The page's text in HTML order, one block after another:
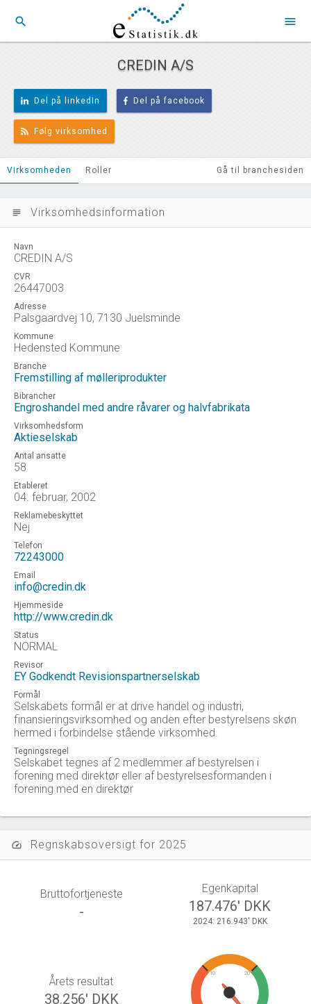
search menu
CREDIN A/S
Del på linkedIn Del på facebook
Følg virksomhed
Virksomheden Roller Gå til branchesiden
subject Virksomhedsinformation
Navn
CREDIN A/S
CVR
26447003
Adresse
Palsgaardvej 10, 7130 Juelsminde
Kommune
Hedensted Kommune
Branche
Fremstilling af mølleriprodukter
Bibrancher
Engroshandel med andre råvarer og halvfabrikata
Virksomhedsform
Aktieselskab
Antal ansatte
58
Etableret
04. februar, 2002
Reklamebeskyttet
Nej
Telefon
72243000
Email
info@credin.dk
Hjemmeside
http://www.credin.dk
Status
NORMAL
Revisor
EY Godkendt Revisionspartnerselskab
Formål
Selskabets formål er at drive handel og industri,
finansieringsvirksomhed og anden efter bestyrelsens skøn
hermed i forbindelse stående virksomhed.
Tegningsregel
Selskabet tegnes af 2 medlemmer af bestyrelsen i
forening med direktør eller af bestyrelsesformanden i
forening med en direktør
speed Regnskabsoversigt for 2025
Bruttofortjeneste
-
Egenkapital
187.476' DKK
2024: 216.943' DKK
Årets resultat
38.256' DKK
10 20